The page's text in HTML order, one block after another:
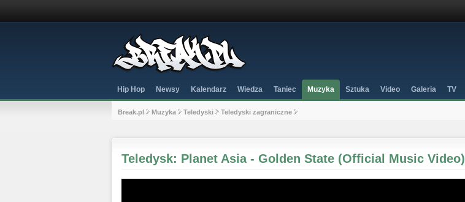
Hip Hop Newsy Kalendarz Wiedza Taniec Muzyka Sztuka Video Galeria TV
Break.pl Muzyka Teledyski Teledyski zagraniczne
Teledysk: Planet Asia - Golden State (Official Music Video)